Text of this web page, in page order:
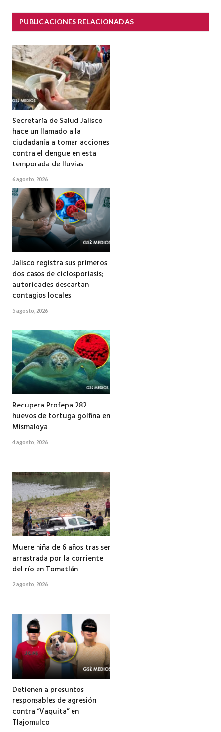
PUBLICACIONES RELACIONADAS
Secretaría de Salud Jalisco
hace un llamado a la
ciudadanía a tomar acciones
contra el dengue en esta
temporada de lluvias
6 agosto, 2026
Jalisco registra sus primeros
dos casos de ciclosporiasis;
autoridades descartan
contagios locales
5 agosto, 2026
Recupera Profepa 282
huevos de tortuga golfina en
Mismaloya
4 agosto, 2026
Muere niña de 6 años tras ser
arrastrada por la corriente
del río en Tomatlán
2 agosto, 2026
Detienen a presuntos
responsables de agresión
contra “Vaquita” en
Tlajomulco